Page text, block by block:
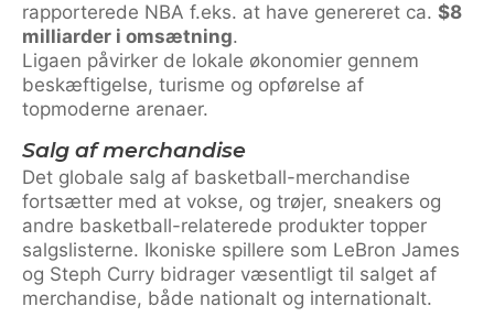
rapporterede NBA f.eks. at have genereret ca. $8
milliarder i omsætning.
Ligaen påvirker de lokale økonomier gennem
beskæftigelse, turisme og opførelse af
topmoderne arenaer.
Salg af merchandise
Det globale salg af basketball-merchandise
fortsætter med at vokse, og trøjer, sneakers og
andre basketball-relaterede produkter topper
salgslisterne. Ikoniske spillere som LeBron James
og Steph Curry bidrager væsentligt til salget af
merchandise, både nationalt og internationalt.